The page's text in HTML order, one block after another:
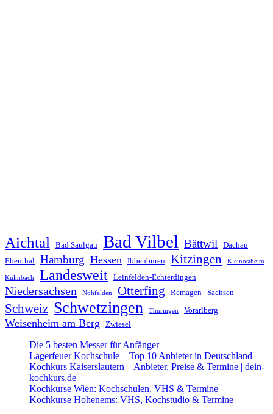
Aichtal Bad Saulgau Bad Vilbel Bättwil
Dachau
Ebenthal
Hamburg Hessen Ibbenbüren Kitzingen Kleinostheim
Kulmbach Landesweit Leinfelden-Echterdingen
Niedersachsen Nohfelden Otterfing Remagen Sachsen
Schweiz Schwetzingen Thüringen Vorarlberg
Weisenheim am Berg Zwiesel
Die 5 besten Messer für Anfänger
Lagerfeuer Kochschule – Top 10 Anbieter in Deutschland
Kochkurs Kaiserslautern – Anbieter, Preise & Termine | dein-
kochkurs.de
Kochkurse Wien: Kochschulen, VHS & Termine
Kochkurse Hohenems: VHS, Kochstudio & Termine